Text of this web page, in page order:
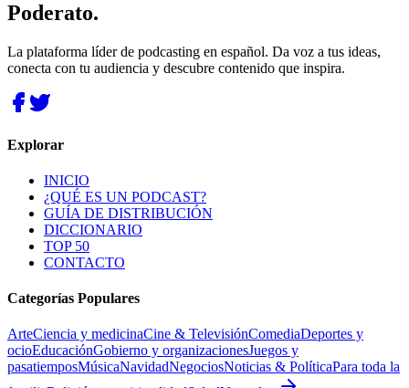
Poderato.
La plataforma líder de podcasting en español. Da voz a tus ideas,
conecta con tu audiencia y descubre contenido que inspira.
Explorar
INICIO
¿QUÉ ES UN PODCAST?
GUÍA DE DISTRIBUCIÓN
DICCIONARIO
TOP 50
CONTACTO
Categorías Populares
ArteCiencia y medicinaCine & TelevisiónComediaDeportes y
ocioEducaciónGobierno y organizacionesJuegos y
pasatiemposMúsicaNavidadNegociosNoticias & PolíticaPara toda la